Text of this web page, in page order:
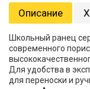
Описание
Школьный ранец
современного
Для удобства в
для переноски и